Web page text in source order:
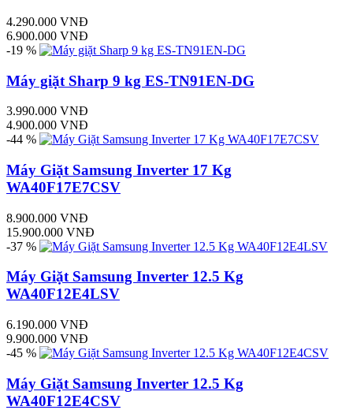
4.290.000 VNĐ
6.900.000 VNĐ
-19 %
Máy giặt Sharp 9 kg ES-TN91EN-DG
3.990.000 VNĐ
4.900.000 VNĐ
-44 %
Máy Giặt Samsung Inverter 17 Kg
WA40F17E7CSV
8.900.000 VNĐ
15.900.000 VNĐ
-37 %
Máy Giặt Samsung Inverter 12.5 Kg
WA40F12E4LSV
6.190.000 VNĐ
9.900.000 VNĐ
-45 %
Máy Giặt Samsung Inverter 12.5 Kg
WA40F12E4CSV